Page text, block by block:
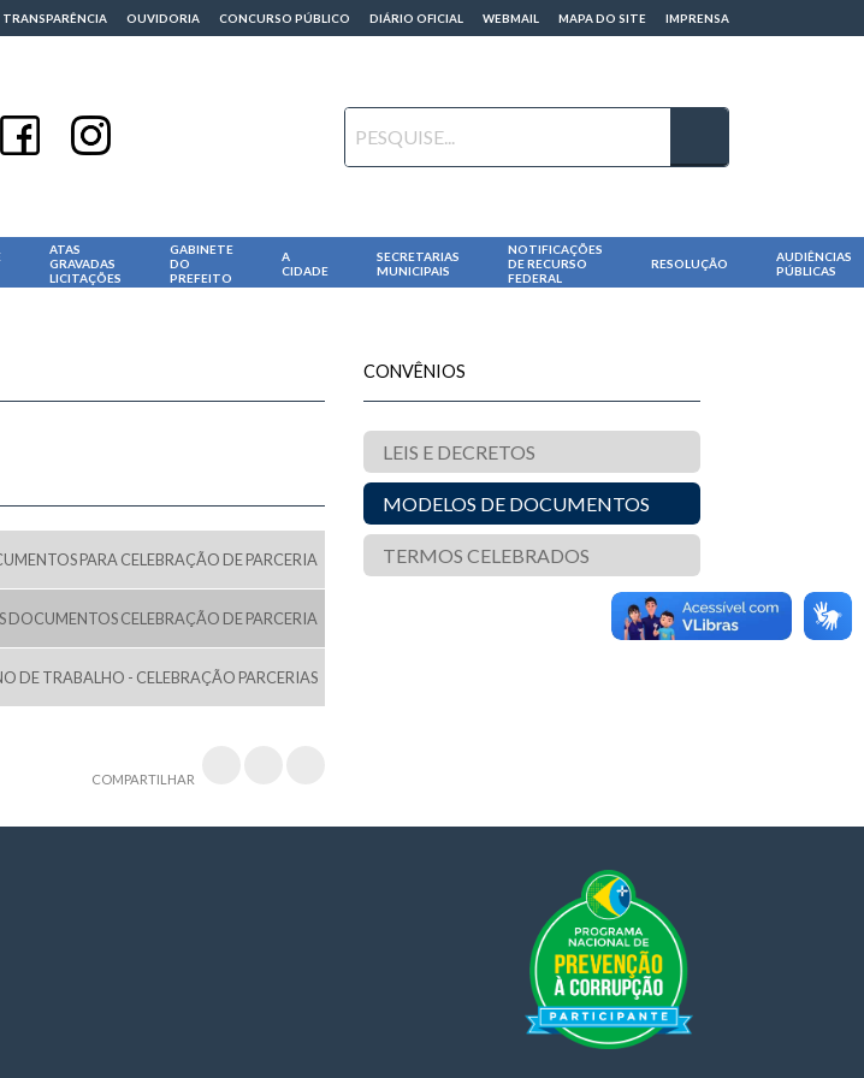
TRANSPARÊNCIA OUVIDORIA CONCURSO PÚBLICO DIÁRIO OFICIAL WEBMAIL MAPA DO SITE IMPRENSA
ATAS
GRAVADAS
LICITAÇÕES
GABINETE
DO
PREFEITO
A
CIDADE
SECRETARIAS
MUNICIPAIS
NOTIFICAÇÕES
DE RECURSO
FEDERAL
RESOLUÇÃO
AUDIÊNCIAS
PÚBLICAS
PARA CELEBRAÇÃO DE PARCERIA
DOCUMENTOS CELEBRAÇÃO DE PARCERIA
DE TRABALHO - CELEBRAÇÃO PARCERIAS
COMPARTILHAR
CONVÊNIOS
LEIS E DECRETOS
MODELOS DE DOCUMENTOS
TERMOS CELEBRADOS